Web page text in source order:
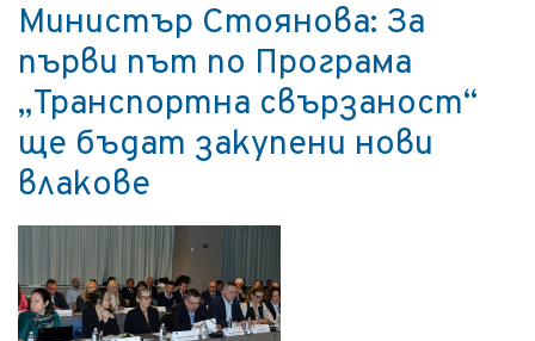
Министър Стоянова: За
първи път по Програма
„Транспортна свързаност“
ще бъдат закупени нови
влакове